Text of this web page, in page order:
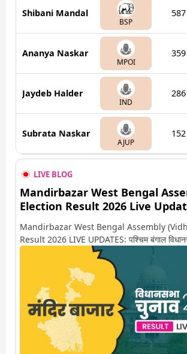
Shibani Mandal
BSP
587
Ananya Naskar
MPOI
359
Jaydeb Halder
IND
286
Subrata Naskar
AJUP
152
LIVE BLOG
Mandirbazar West Bengal
Election Result 2026 Live
Mandirbazar West Bengal Assembly
Result 2026 LIVE UPDATES: पश्चिम बंगाल
गिनती अगले कुछ ही देर में शुरू होने वाली है. यहां देखें मंदिर
आगे-कौन पीछे से लेकर किस तरफ जा रहें है रुझान. साथ
हो रही हर एक हलचल की अपडेट वो भी रियल टाइम में